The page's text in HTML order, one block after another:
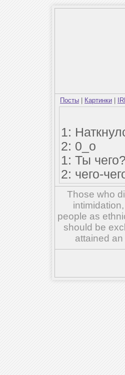
Посты Картинки
1:
2: 0_о
1: Ты чего?
2: чего-
Those who
people as
should be
attained